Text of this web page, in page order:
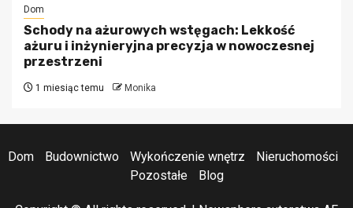
Dom
Schody na ażurowych wstęgach: Lekkość
ażuru i inżynieryjna precyzja w nowoczesnej
przestrzeni
1 miesiąc temu Monika
Dom Budownictwo Wykończenie wnętrz
Nieruchomości
Pozostałe
Blog